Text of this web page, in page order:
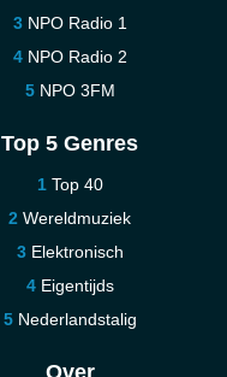
NPO Radio 1
NPO Radio 2
NPO 3FM
Top 5 Genres
Top 40
Wereldmuziek
Elektronisch
Eigentijds
Nederlandstalig